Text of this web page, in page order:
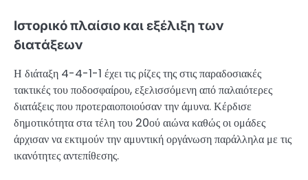
Ιστορικό πλαίσιο και εξέλιξη των
διατάξεων
Η διάταξη 4-4-1-1 έχει τις ρίζες της στις παραδοσιακές
τακτικές του ποδοσφαίρου, εξελισσόμενη από παλαιότερες
διατάξεις που προτεραιοποιούσαν την άμυνα. Κέρδισε
δημοτικότητα στα τέλη του 20ού αιώνα καθώς οι ομάδες
άρχισαν να εκτιμούν την αμυντική οργάνωση παράλληλα με τις
ικανότητες αντεπίθεσης.